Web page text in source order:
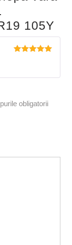
105Y
obligatorii